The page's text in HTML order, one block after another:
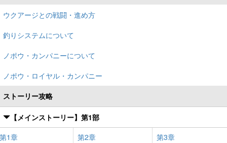
ウクアージとの戦闘・進め方
釣りシステムについて
ノポウ・カンパニーについて
ノポウ・ロイヤル・カンパニー
ストーリー攻略
【メインストーリー】第1部
第1章
第2章
第3章